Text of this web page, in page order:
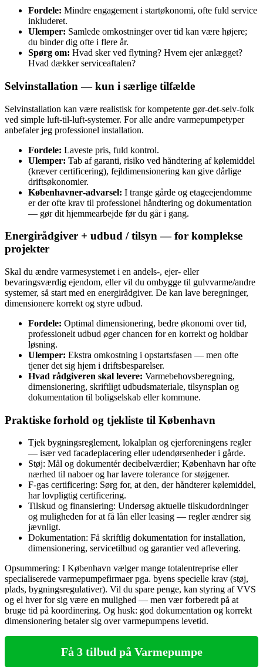
Fordele: Mindre engagement i startøkonomi, ofte fuld service
inkluderet.
Ulemper: Samlede omkostninger over tid kan være højere;
du binder dig ofte i flere år.
Spørg om: Hvad sker ved flytning? Hvem ejer anlægget?
Hvad dækker serviceaftalen?
Selvinstallation — kun i særlige tilfælde
Selvinstallation kan være realistisk for kompetente gør‑det‑selv‑folk
ved simple luft‑til‑luft‑systemer. For alle andre varmepumpetyper
anbefaler jeg professionel installation.
Fordele: Laveste pris, fuld kontrol.
Ulemper: Tab af garanti, risiko ved håndtering af kølemiddel
(kræver certificering), fejldimensionering kan give dårlige
driftsøkonomier.
Københavner‑advarsel: I trange gårde og etageejendomme
er der ofte krav til professionel håndtering og dokumentation
— gør dit hjemmearbejde før du går i gang.
Energirådgiver + udbud / tilsyn — for komplekse
projekter
Skal du ændre varmesystemet i en andels-, ejer- eller
bevaringsværdig ejendom, eller vil du ombygge til gulvvarme/andre
systemer, så start med en energirådgiver. De kan lave beregninger,
dimensionere korrekt og styre udbud.
Fordele: Optimal dimensionering, bedre økonomi over tid,
professionelt udbud øger chancen for en korrekt og holdbar
løsning.
Ulemper: Ekstra omkostning i opstartsfasen — men ofte
tjener det sig hjem i driftsbesparelser.
Hvad rådgiveren skal levere: Varmebehovsberegning,
dimensionering, skriftligt udbudsmateriale, tilsynsplan og
dokumentation til boligselskab eller kommune.
Praktiske forhold og tjekliste til København
Tjek bygningsreglement, lokalplan og ejerforeningens regler
— især ved facadeplacering eller udendørsenheder i gårde.
Støj: Mål og dokumentér decibelværdier; København har ofte
nærhed til naboer og har lavere tolerance for støjgener.
F‑gas certificering: Sørg for, at den, der håndterer kølemiddel,
har lovpligtig certificering.
Tilskud og finansiering: Undersøg aktuelle tilskudordninger
og muligheden for at få lån eller leasing — regler ændrer sig
jævnligt.
Dokumentation: Få skriftlig dokumentation for installation,
dimensionering, servicetilbud og garantier ved aflevering.
Opsummering: I København vælger mange totalentreprise eller
specialiserede varmepumpefirmaer pga. byens specielle krav (støj,
plads, bygningsregulativer). Vil du spare penge, kan styring af VVS
og el hver for sig være en mulighed — men vær forberedt på at
bruge tid på koordinering. Og husk: god dokumentation og korrekt
dimensionering betaler sig over varmepumpens levetid.
Få 3 tilbud på Varmepumpe